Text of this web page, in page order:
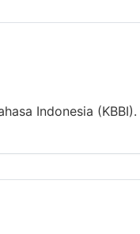
Indonesia (KBBI).